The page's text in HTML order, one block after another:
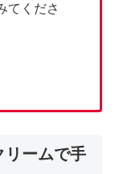
てくださ
リームで手